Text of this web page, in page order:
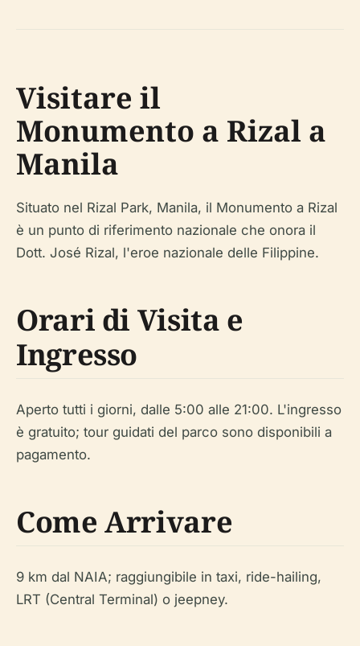
Visitare il
Monumento a Rizal a
Manila
Situato nel Rizal Park, Manila, il Monumento a Rizal
è un punto di riferimento nazionale che onora il
Dott. José Rizal, l'eroe nazionale delle Filippine.
Orari di Visita e
Ingresso
Aperto tutti i giorni, dalle 5:00 alle 21:00. L'ingresso
è gratuito; tour guidati del parco sono disponibili a
pagamento.
Come Arrivare
9 km dal NAIA; raggiungibile in taxi, ride-hailing,
LRT (Central Terminal) o jeepney.